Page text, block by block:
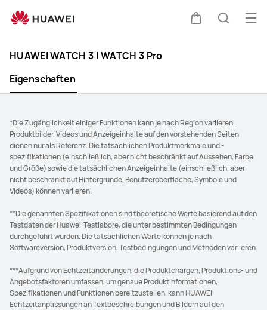
HUAWEI WATCH 3 | WATCH 3 Pro
Eigenschaften
*Die Zugänglichkeit einiger Funktionen kann je nach Region variieren.
Produktbilder, Videos und Anzeigeinhalte auf den vorstehenden Seiten
dienen nur als Referenz. Die tatsächlichen Produktmerkmale und -
spezifikationen (einschließlich, aber nicht beschränkt auf Aussehen, Farbe
und Größe) sowie die tatsächlichen Anzeigeinhalte (einschließlich, aber
nicht beschränkt auf Hintergründe, Benutzeroberfläche, Symbole und
Videos) können variieren.
**Die genannten Spezifikationen sind theoretische Werte basierend auf den
Testdaten der Huawei-Testlabore, die unter bestimmten Bedingungen
durchgeführt wurden. Die tatsächlichen Werte können je nach
Softwareversion, Produktversion, Testbedingungen und Methoden variieren.
***Aufgrund von Echtzeitänderungen, die Produktchargen, Produktions- und
Angebotsfaktoren umfassen, um genaue Produktinformationen,
Spezifikationen und Funktionen bereitzustellen, kann HUAWEI
Echtzeitanpassungen an Textbeschreibungen und Bildern auf den